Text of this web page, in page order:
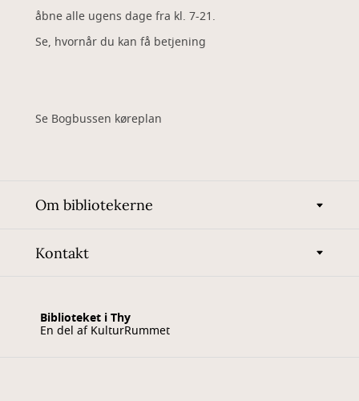
åbne alle ugens dage fra kl. 7-21.
Se, hvornår du kan få betjening
Se Bogbussen køreplan
Om bibliotekerne
Kontakt
Biblioteket i Thy
En del af KulturRummet